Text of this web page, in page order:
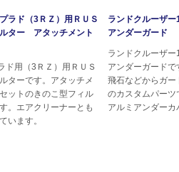
ラド（3ＲＺ）用ＲＵＳ
ルター アタッチメント
ド用（3ＲＺ）用ＲＵＳ
ターです。アタッチメ
ットのきのこ型フィル
。エアクリーナーとも
います。
ランドクルーザー
アンダーガード
ランドクルーザ
アンダーガードで
飛石などからガー
のカスタムパーツ
アルミアンダー